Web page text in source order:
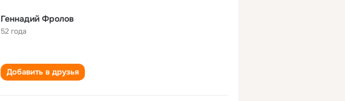
Геннадий Фролов
52 года
Добавить в друзья